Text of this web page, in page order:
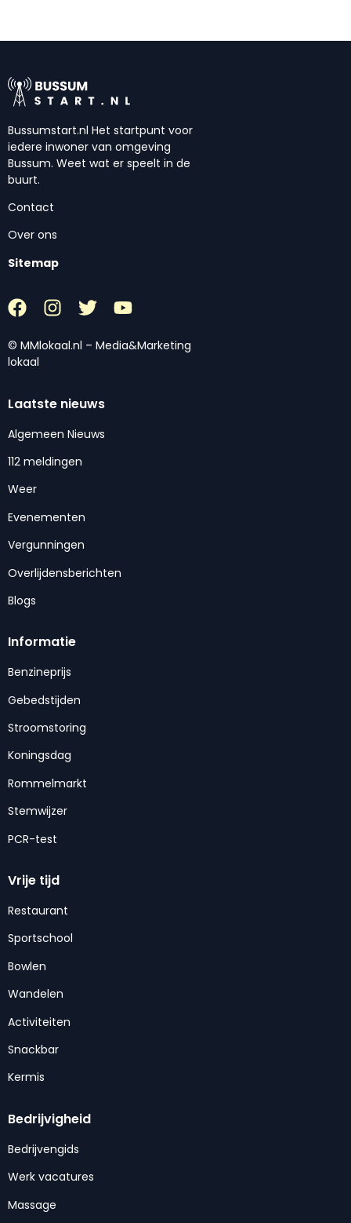
Bussumstart.nl Het startpunt voor
iedere inwoner van omgeving
Bussum. Weet wat er speelt in de
buurt.
Contact
Over ons
Sitemap
© MMlokaal.nl – Media&Marketing
lokaal
Laatste nieuws
Algemeen Nieuws
112 meldingen
Weer
Evenementen
Vergunningen
Overlijdensberichten
Blogs
Informatie
Benzineprijs
Gebedstijden
Stroomstoring
Koningsdag
Rommelmarkt
Stemwijzer
PCR-test
Vrije tijd
Restaurant
Sportschool
Bowlen
Wandelen
Activiteiten
Snackbar
Kermis
Bedrijvigheid
Bedrijvengids
Werk vacatures
Massage